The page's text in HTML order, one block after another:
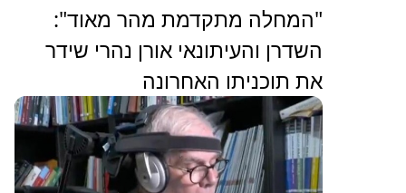
"המחלה מתקדמת מהר מאוד":
השדרן והעיתונאי אורן נהרי שידר
את תוכניתו האחרונה